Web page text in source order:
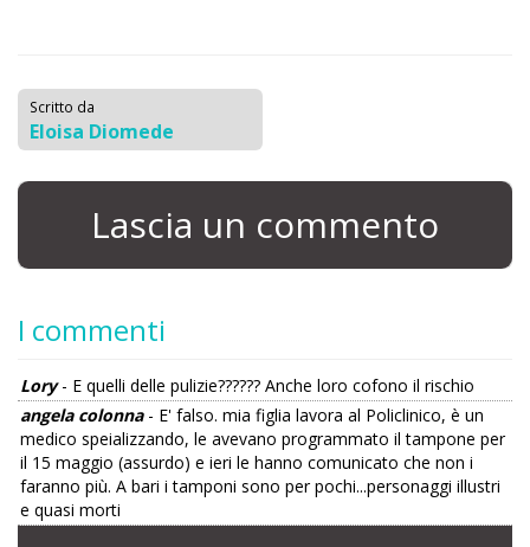
Scritto da
Eloisa Diomede
Lascia un commento
I commenti
Lory- E quelli delle pulizie?????? Anche loro cofono il rischio
angela colonna- E' falso. mia figlia lavora al Policlinico, è un
medico speializzando, le avevano programmato il tampone per
il 15 maggio (assurdo) e ieri le hanno comunicato che non i
faranno più. A bari i tamponi sono per pochi...personaggi illustri
e quasi morti